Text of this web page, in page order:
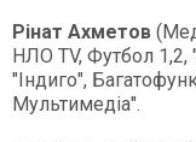
Рінат Ахметов
НЛО TV, Футбол 1,2,
"Індиго",
Мультимедіа".